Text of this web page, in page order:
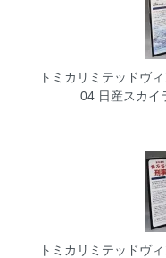
トミカリミテッドヴ
04 日産スカイ
トミカリミテッドヴ